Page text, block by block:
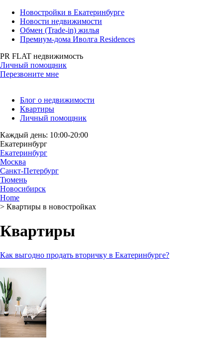
Новостройки в Екатеринбурге
Новости недвижимости
Обмен (Trade-in) жилья
Премиум-дома Иволга Residences
PR FLAT недвижимость
Личный помощник
Перезвоните мне
Блог о недвижимости
Квартиры
Личный помощник
Каждый день: 10:00-20:00
Екатеринбург
Екатеринбург
Москва
Санкт-Петербург
Тюмень
Новосибирск
Home
> Квартиры в новостройках
Квартиры
Как выгодно продать вторичку в Екатеринбурге?